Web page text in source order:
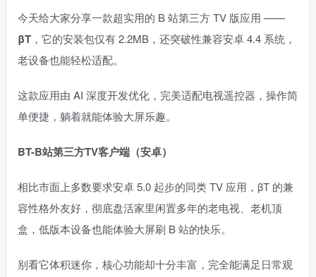
今天给大家分享一款超实用的 B 站第三方 TV 版应用 ——
βΤ ，它的安装包仅有 2.2MB，还突破性兼容安卓 4.4 系统，
老设备也能轻松适配。
这款应用由 AI 深度开发优化，完美适配电视遥控器，操作简
单便捷，躺着就能体验大屏乐趣。
BT-B站第三方TV客户端（安卓）
相比市面上多数要求安卓 5.0 起步的同类 TV 应用，βΤ 的兼
容性格外友好，彻底盘活家里闲置多年的老电视、老机顶
盒，低版本设备也能体验大屏刷 B 站的快乐。
别看它体积迷你，核心功能却十分丰富，完全能满足日常观